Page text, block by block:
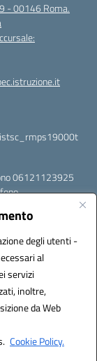
degli utenti -
al
servizi
inoltre,
da Web
Cookie Policy.
- 00146 Roma.
istsc_rmps19000t
06121123925
S.r.l.
Italia